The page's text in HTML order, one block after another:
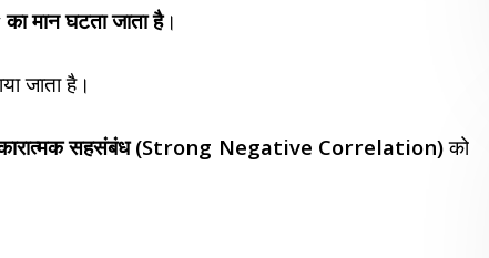
मान घटता जाता है।
जाता है।
सहसंबंध (Strong Negative Correlation)को